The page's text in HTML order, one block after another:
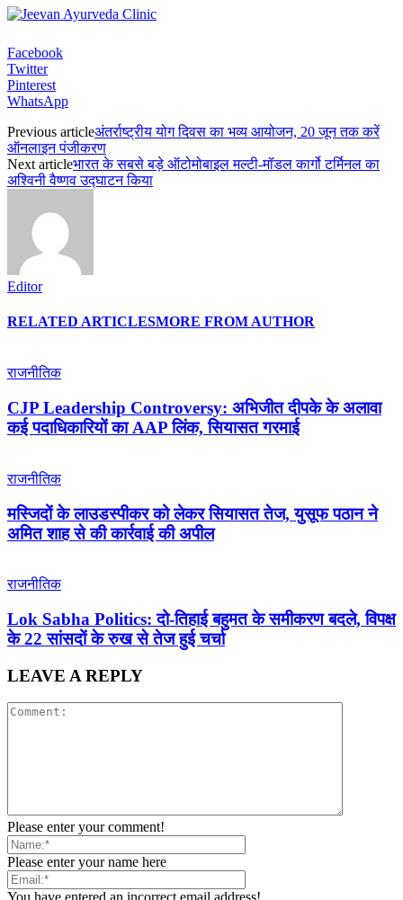
Facebook
Twitter
Pinterest
WhatsApp
Previous articleअंतर्राष्ट्रीय योग दिवस का भव्य आयोजन, 20 जून तक करें
ऑनलाइन पंजीकरण
Next articleभारत के सबसे बड़े ऑटोमोबाइल मल्टी-मॉडल कार्गो टर्मिनल का
अश्विनी वैष्णव उद्घाटन किया
Editor
RELATED ARTICLESMORE FROM AUTHOR
राजनीतिक
CJP Leadership Controversy: अभिजीत दीपके के अलावा
कई पदाधिकारियों का AAP लिंक, सियासत गरमाई
राजनीतिक
मस्जिदों के लाउडस्पीकर को लेकर सियासत तेज, युसूफ पठान ने
अमित शाह से की कार्रवाई की अपील
राजनीतिक
Lok Sabha Politics: दो-तिहाई बहुमत के समीकरण बदले, विपक्ष
के 22 सांसदों के रुख से तेज हुई चर्चा
LEAVE A REPLY
Please enter your comment!
Please enter your name here